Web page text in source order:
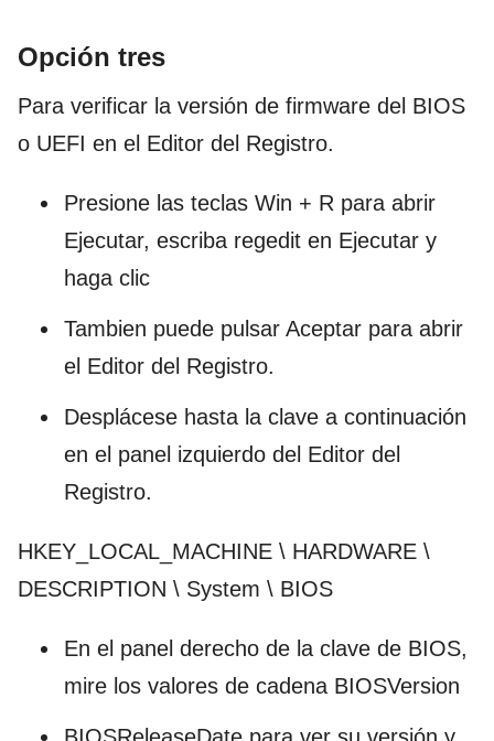
Opción tres
Para verificar la versión de firmware del BIOS
o UEFI en el Editor del Registro.
Presione las teclas Win + R para abrir
Ejecutar, escriba regedit en Ejecutar y
haga clic
Tambien puede pulsar Aceptar para abrir
el Editor del Registro.
Desplácese hasta la clave a continuación
en el panel izquierdo del Editor del
Registro.
HKEY_LOCAL_MACHINE \ HARDWARE \
DESCRIPTION \ System \ BIOS
En el panel derecho de la clave de BIOS,
mire los valores de cadena BIOSVersion